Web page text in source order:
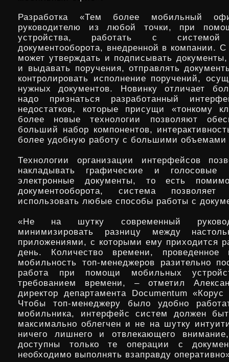
Разработка «Тем более мобильный
руководителю из любой точки, при
устройства, работать с системой
документооборота, внедренной в компании.
может утверждать и подписывать
и выдавать поручения, отправлять
контролировать исполнение поручений,
нужных документов. Новинку отличает
надо признаться разработанный
недостатков, которые присущи «тонкому
более новые технологии позволяют
больший набор компонентов,
более удобную работу с большими объемами
Технологии организации интерфейсов
накладывать графические и голосовые
электронные документы, то есть помимо
документооборота, система позволяет
использовать любые способы работы с
«Не на шутку современный
минимизировать разницу между
приложениями, с которыми ему приходится
день. Количество времени,
мобильность топ-менеджеров разительно
работа при помощи мобильных
требованием времени, – отметил
директор департамента Documentum «Корус
Чтобы топ-менеджеру было удобно
мобильника, интерфейс систем должен
максимально облегчен и не на шутку
ничего лишнего и отвлекающего
доступны только те операции с
необходимо выполнять взаправду